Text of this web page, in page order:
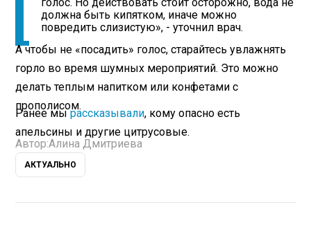
должна быть кипятком, иначе можно
повредить слизистую», - уточнил врач.
А чтобы не «посадить» голос, старайтесь увлажнять
горло во время шумных мероприятий. Это можно
делать теплым напитком или конфетами с
прополисом.
Ранее мырассказывали, кому опасно есть
апельсины и другие цитрусовые.
Автор:Алина Дмитриева
АКТУАЛЬНО